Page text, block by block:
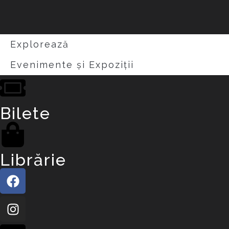
Explorează
Evenimente și Expoziții
Bilete
Librărie